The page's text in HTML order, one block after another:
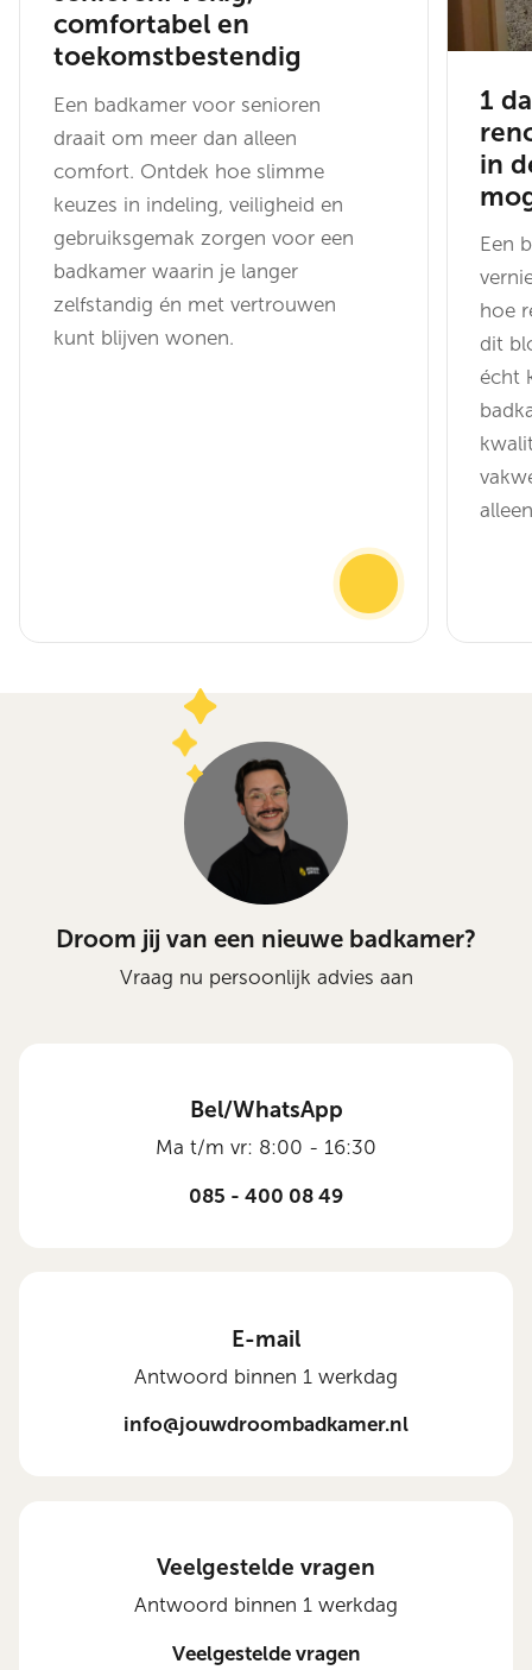
comfortabel en
toekomstbestendig
Een badkamer voor senioren
draait om meer dan alleen
comfort. Ontdek hoe slimme
keuzes in indeling, veiligheid en
gebruiksgemak zorgen voor een
badkamer waarin je langer
zelfstandig én met vertrouwen
kunt blijven wonen.
1
in
Een
hoe
dit
écht
Droom jij van een nieuwe badkamer?
Vraag nu persoonlijk advies aan
Bel/WhatsApp
Ma t/m vr: 8:00 - 16:30
085 - 400 08 49
E-mail
Antwoord binnen 1 werkdag
info@jouwdroombadkamer.nl
Veelgestelde vragen
Antwoord binnen 1 werkdag
Veelgestelde vragen